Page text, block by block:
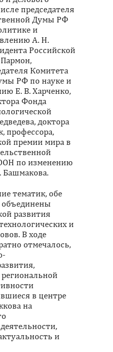
председателя
Думы РФ
и
А. Н.
Российской
Комитета
РФ по науке и
Е. В. Харченко,
Фонда
доктора
профессора,
премии мира в
по изменению
Башмакова.
тематик, обе
развития
и
В ходе
отмечалось,
в центре
на
и